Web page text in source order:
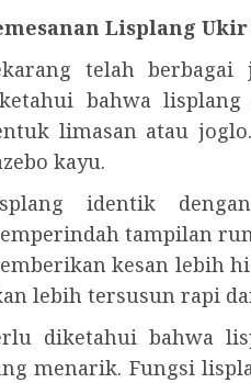
Lisplang
telah
bahwa
limasan atau
kayu.
identik
tampilan
kesan lebih
lebih tersusun rapi
diketahui bahwa
menarik. Fungsi